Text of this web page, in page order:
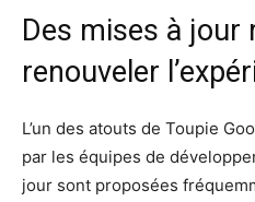
Des mises à jour
renouveler
L’un des atouts de Toupie
par les équipes de
jour sont proposées